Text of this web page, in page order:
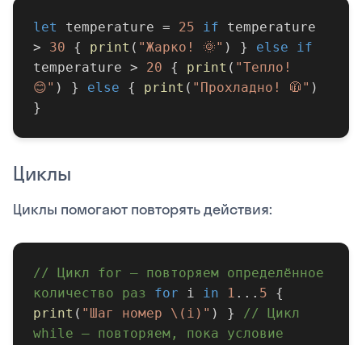
let temperature = 25 if temperature
> 30 { print ( "Жарко! 🌞" ) } else if
temperature > 20 { print ( "Тепло!
😊" ) } else { print ( "Прохладно! 🧥" )
}
Циклы
Циклы помогают повторять действия:
// Цикл for — повторяем определённое
количество раз
for i in 1 ... 5 {
print ( "Шаг номер \(i)" ) } // Цикл
while — повторяем, пока условие